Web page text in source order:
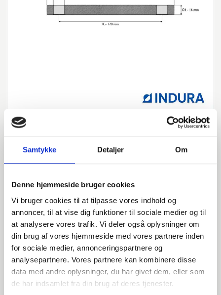
Samtykke Detaljer Om
Denne hjemmeside bruger cookies
Vi bruger cookies til at tilpasse vores indhold og
annoncer, til at vise dig funktioner til sociale medier og til
at analysere vores trafik. Vi deler også oplysninger om
din brug af vores hjemmeside med vores partnere inden
for sociale medier, annonceringspartnere og
analysepartnere. Vores partnere kan kombinere disse
data med andre oplysninger, du har givet dem, eller som
de har indsamlet fra din brug af deres tjenester.
Har du spørgsmål?
Vi står klar til at hjælpe med spørgsmål om produkter,
service eller andet. Kontakt os for professionel rådgivning
og sparring.
INDURA DK
+45 97 13 32 44
salg@indura.com